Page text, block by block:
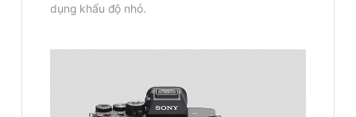
dụng khẩu độ nhỏ.